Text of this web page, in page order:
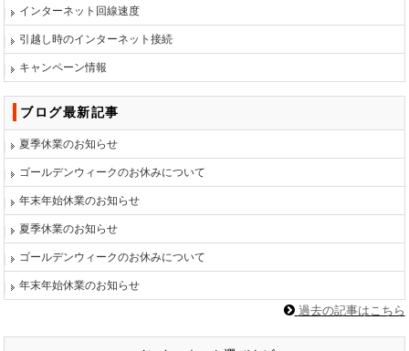
インターネット回線速度
引越し時のインターネット接続
キャンペーン情報
ブログ最新記事
夏季休業のお知らせ
ゴールデンウィークのお休みについて
年末年始休業のお知らせ
夏季休業のお知らせ
ゴールデンウィークのお休みについて
年末年始休業のお知らせ
過去の記事はこちら